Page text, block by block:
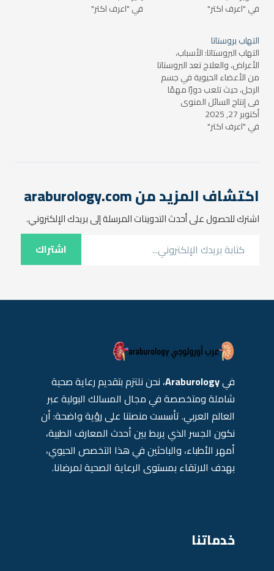
مزعجة قد تؤثر بشكل كبير على
للالتهاب لفترة طويلة أو بشكل
متكرر. في هذا المقال،
سنتعرف على…
في "اعرف اكتر" مزمنًا، وقد يحدث نتيجة عدوى
في "اعرف اكتر"
التهاب بروستاتا
التهاب البروستاتا: الأسباب،
الأعراض، والعلاج تعد البروستاتا
من الأعضاء الحيوية في جسم
الرجل، حيث تلعب دورًا مهمًا
في إنتاج السائل المنوي
والحفاظ على صحته الجنسية.
لكن، قد يصاب العديد من
أكتوبر 27, 2025
في "اعرف اكتر"
اكتشاف المزيد من araburology.com
اشترك للحصول على أحدث التدوينات المرسلة إلى بريدك الإلكتروني.
اشتراك
فيAraburology، نحن نلتزم بتقديم رعاية صحية
شاملة ومتخصصة في مجال المسالك البولية عبر
العالم العربي. تأسست منصتنا على رؤية واضحة: أن
نكون الجسر الذي يربط بين أحدث المعارف الطبية،
أمهر الأطباء، والباحثين في هذا التخصص الحيوي،
بهدف الارتقاء بمستوى الرعاية الصحية لمرضانا.
خدماتنا